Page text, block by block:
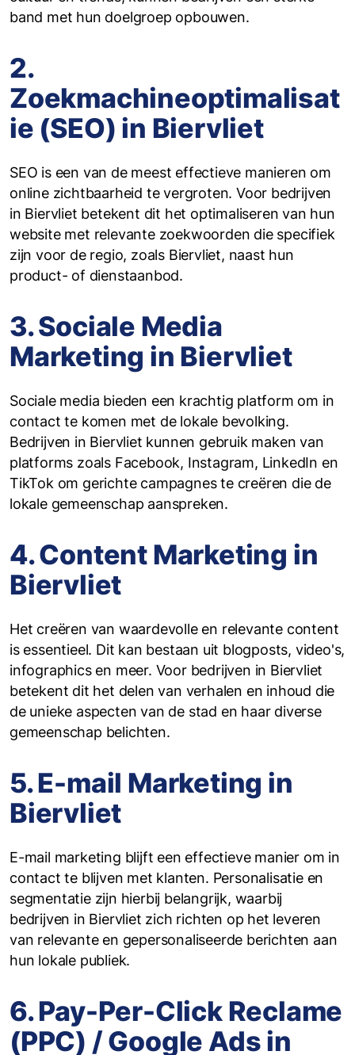
band met hun doelgroep opbouwen.
2.
Zoekmachineoptimalisat
ie (SEO) in Biervliet
SEO is een van de meest effectieve manieren om
online zichtbaarheid te vergroten. Voor bedrijven
in Biervliet betekent dit het optimaliseren van hun
website met relevante zoekwoorden die specifiek
zijn voor de regio, zoals Biervliet, naast hun
product- of dienstaanbod.
3. Sociale Media
Marketing in Biervliet
Sociale media bieden een krachtig platform om in
contact te komen met de lokale bevolking.
Bedrijven in Biervliet kunnen gebruik maken van
platforms zoals Facebook, Instagram, LinkedIn en
TikTok om gerichte campagnes te creëren die de
lokale gemeenschap aanspreken.
4. Content Marketing in
Biervliet
Het creëren van waardevolle en relevante content
is essentieel. Dit kan bestaan uit blogposts, video's,
infographics en meer. Voor bedrijven in Biervliet
betekent dit het delen van verhalen en inhoud die
de unieke aspecten van de stad en haar diverse
gemeenschap belichten.
5. E-mail Marketing in
Biervliet
E-mail marketing blijft een effectieve manier om in
contact te blijven met klanten. Personalisatie en
segmentatie zijn hierbij belangrijk, waarbij
bedrijven in Biervliet zich richten op het leveren
van relevante en gepersonaliseerde berichten aan
hun lokale publiek.
6. Pay-Per-Click Reclame
(PPC) / Google Ads in